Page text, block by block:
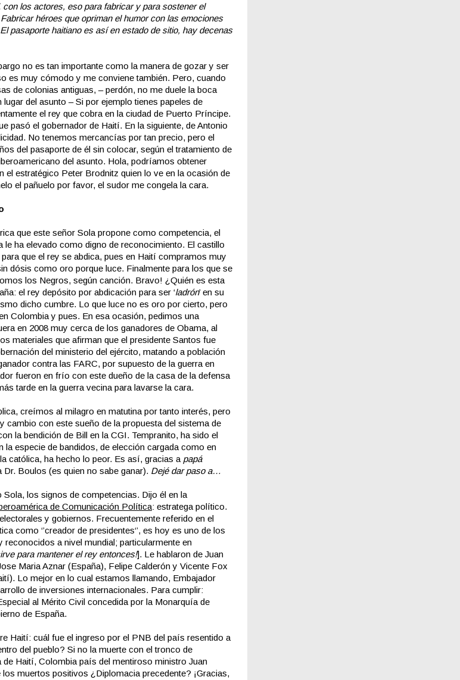
con los actores, eso para fabricar y para sostener el
héroes que opriman el humor con las emociones
pasaporte haitiano es así en estado de sitio, hay decenas
no es tan importante como la manera de gozar y ser
es muy cómodo y me conviene también. Pero, cuando
de colonias antiguas, – perdón, no me duele la boca
del asunto – Si por ejemplo tienes papeles de
el rey que cobra en la ciudad de Puerto Príncipe.
pasó el gobernador de Haití. En la siguiente, de Antonio
No tenemos mercancías por tan precio, pero el
del pasaporte de él sin colocar, según el tratamiento de
del asunto. Hola, podríamos obtener
el estratégico Peter Brodnitz quien lo ve en la ocasión de
el pañuelo por favor, el sudor me congela la cara.
que este señor Sola propone como competencia, el
le ha elevado como digno de reconocimiento. El castillo
que el rey se abdica, pues en Haití compramos muy
dósis como oro porque luce. Finalmente para los que se
los Negros, según canción. Bravo! ¿Quién es esta
el rey depósito por abdicación para ser ‘ladrón’ en su
dicho cumbre. Lo que luce no es oro por cierto, pero
Colombia y pues. En esa ocasión, pedimos una
en 2008 muy cerca de los ganadores de Obama, al
materiales que afirman que el presidente Santos fue
del ministerio del ejército, matando a población
contra las FARC, por supuesto de la guerra en
fueron en frío con este dueño de la casa de la defensa
tarde en la guerra vecina para lavarse la cara.
creímos al milagro en matutina por tanto interés, pero
cambio con este sueño de la propuesta del sistema de
la bendición de Bill en la CGI. Tempranito, ha sido el
la especie de bandidos, de elección cargada como en
católica, ha hecho lo peor. Es así, gracias a papá
Boulos (es quien no sabe ganar). Dejé dar paso a…
Sola, los signos de competencias. Dijo él en la
de Comunicación Política: estratega político.
y gobiernos. Frecuentemente referido en el
como ‘’creador de presidentes‘’, es hoy es uno de los
reconocidos a nivel mundial; particularmente en
para mantener el rey entonces!]. Le hablaron de Juan
Maria Aznar (España), Felipe Calderón y Vicente Fox
Lo mejor en lo cual estamos llamando, Embajador
de inversiones internacionales. Para cumplir:
al Mérito Civil concedida por la Monarquía de
de España.
Haití: cuál fue el ingreso por el PNB del país resentido a
del pueblo? Si no la muerte con el tronco de
Haití, Colombia país del mentiroso ministro Juan
muertos positivos ¿Diplomacia precedente? ¡Gracias,